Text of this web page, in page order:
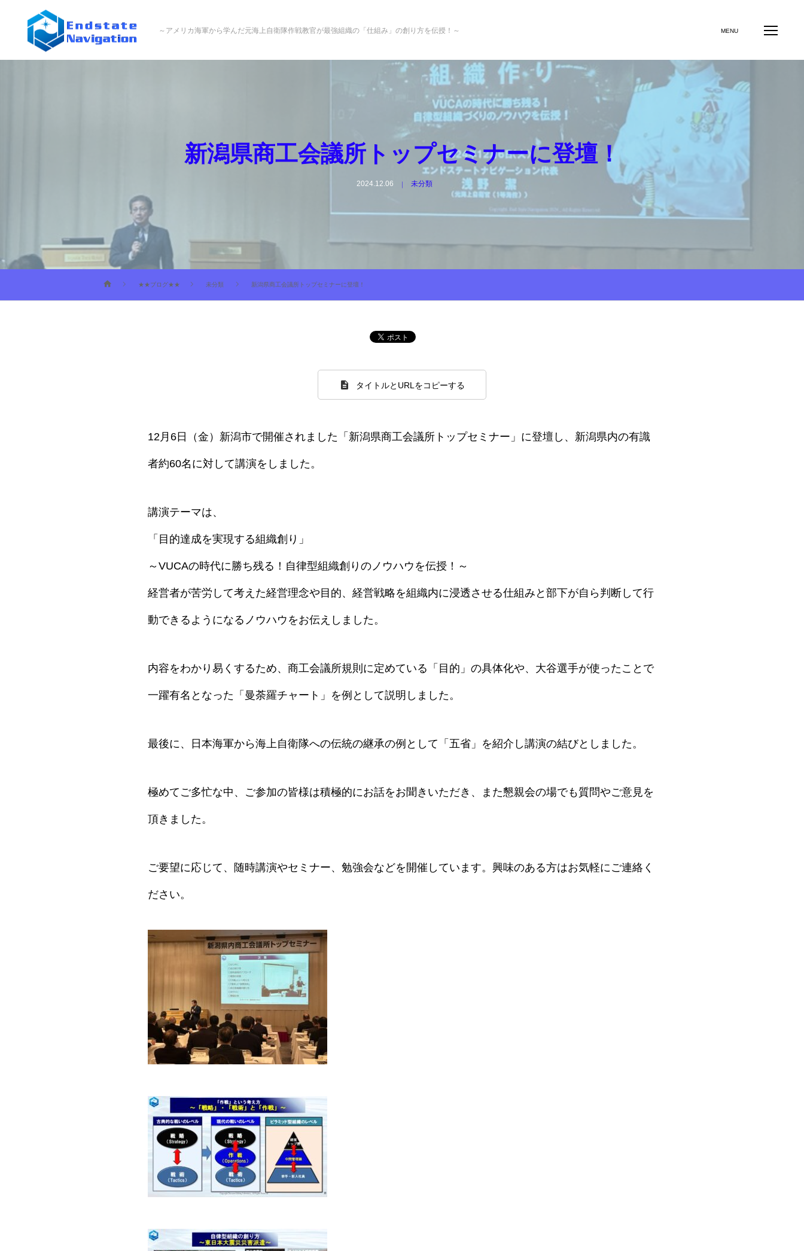
～アメリカ海軍から学んだ元海上自衛隊作戦教官が最強組織の「仕組み」の創り方を伝授！～
News ブログ 会社概要
組織マネジメントとは？
の流れ
講演依頼
会員専用
決断力
関わり方の秘訣
Ｚ世代社員の自主性と主体性を育みたいリーダー向け
イブニングセミナー＆ビジネス交流会
湾有事対応・事業継続力「緊急診断」セミナー新潟県商工会議所トップセミナーに登壇！
2024.12.06 未分類
★★ブログ★★ 未分類 新潟県商工会議所トップセミナーに登壇！
タイトルとURLをコピーする
12月6日（金）新潟市で開催されました「新潟県商工会議所トップセミナー」に登壇し、新潟県内の有識
者約60名に対して講演をしました。
講演テーマは、
「目的達成を実現する組織創り」
～VUCAの時代に勝ち残る！自律型組織創りのノウハウを伝授！～
経営者が苦労して考えた経営理念や目的、経営戦略を組織内に浸透させる仕組みと部下が自ら判断して行
動できるようになるノウハウをお伝えしました。
内容をわかり易くするため、商工会議所規則に定めている「目的」の具体化や、大谷選手が使ったことで
一躍有名となった「曼荼羅チャート」を例として説明しました。
最後に、日本海軍から海上自衛隊への伝統の継承の例として「五省」を紹介し講演の結びとしました。
極めてご多忙な中、ご参加の皆様は積極的にお話をお聞きいただき、また懇親会の場でも質問やご意見を
頂きました。
ご要望に応じて、随時講演やセミナー、勉強会などを開催しています。興味のある方はお気軽にご連絡く
ださい。
MENU